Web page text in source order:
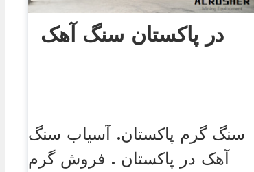
در پاکستان سنگ آهک
سنگ گرم پاکستان. آسیاب سنگ
آهک در پاکستان . فروش گرم